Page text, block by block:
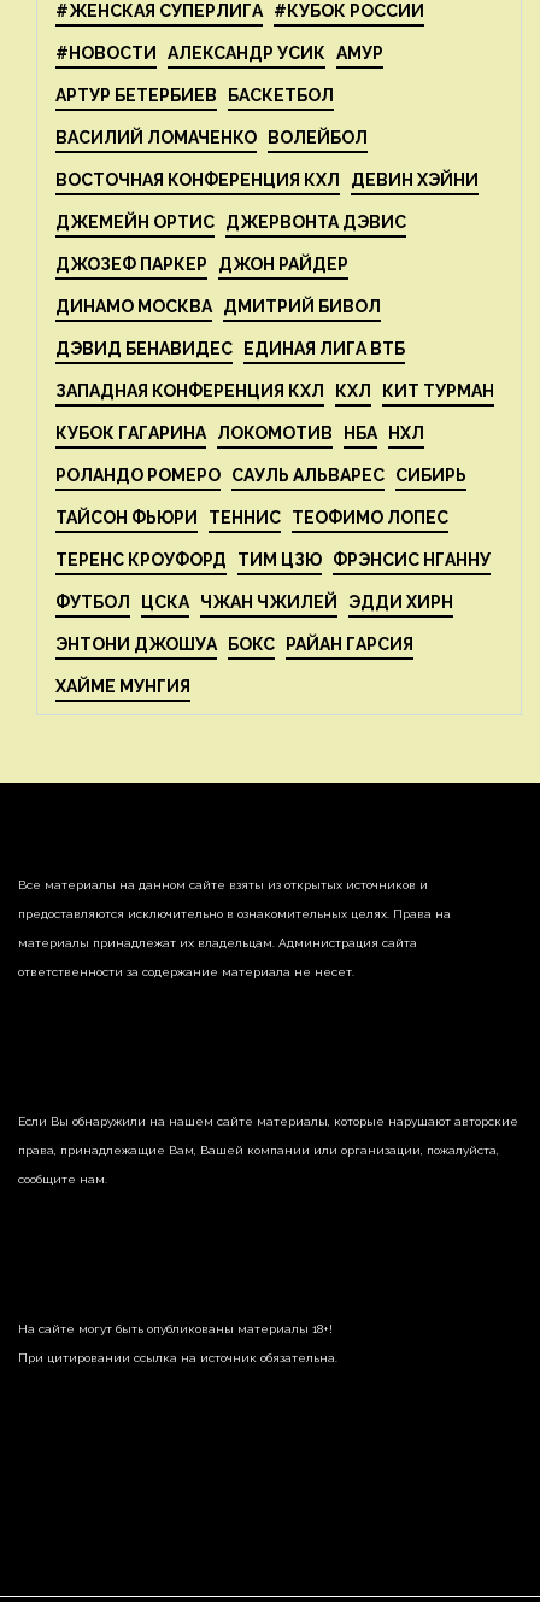
#ЖЕНСКАЯ СУПЕРЛИГА #КУБОК РОССИИ
#НОВОСТИ АЛЕКСАНДР УСИК АМУР
АРТУР БЕТЕРБИЕВ БАСКЕТБОЛ
ВАСИЛИЙ ЛОМАЧЕНКО ВОЛЕЙБОЛ
ВОСТОЧНАЯ КОНФЕРЕНЦИЯ КХЛ ДЕВИН ХЭЙНИ
ДЖЕМЕЙН ОРТИС ДЖЕРВОНТА ДЭВИС
ДЖОЗЕФ ПАРКЕР ДЖОН РАЙДЕР
ДИНАМО МОСКВА ДМИТРИЙ БИВОЛ
ДЭВИД БЕНАВИДЕС ЕДИНАЯ ЛИГА ВТБ
ЗАПАДНАЯ КОНФЕРЕНЦИЯ КХЛ КХЛ КИТ ТУРМАН
КУБОК ГАГАРИНА ЛОКОМОТИВ НБА НХЛ
РОЛАНДО РОМЕРО САУЛЬ АЛЬВАРЕС СИБИРЬ
ТАЙСОН ФЬЮРИ ТЕННИС ТЕОФИМО ЛОПЕС
ТЕРЕНС КРОУФОРД ТИМ ЦЗЮ ФРЭНСИС НГАННУ
ФУТБОЛ ЦСКА ЧЖАН ЧЖИЛЕЙ ЭДДИ ХИРН
ЭНТОНИ ДЖОШУА БОКС РАЙАН ГАРСИЯ
ХАЙМЕ МУНГИЯ
Все материалы на данном сайте взяты из открытых источников и
предоставляются исключительно в ознакомительных целях. Права на
материалы принадлежат их владельцам. Администрация сайта
ответственности за содержание материала не несет.
Если Вы обнаружили на нашем сайте материалы, которые нарушают авторские
права, принадлежащие Вам, Вашей компании или организации, пожалуйста,
сообщите нам.
На сайте могут быть опубликованы материалы 18+!
При цитировании ссылка на источник обязательна.